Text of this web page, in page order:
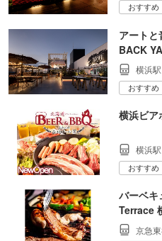
おすすめ
アート
BACK
横浜駅
おすすめ
横浜ビア
横浜駅
おすすめ
バーベ
Terrace
京急